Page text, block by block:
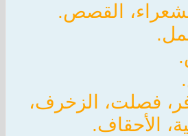
فصلت، الزخرف،
الأحقاف.